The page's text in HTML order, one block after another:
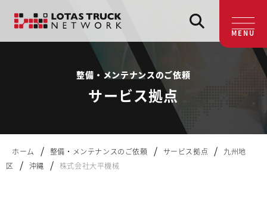
MENU
整備・メンテナンスのご依頼
サービス拠点
ホーム / 整備・メンテナンスのご依頼 / サービス拠点 /
九州地
区
/ 沖縄 / 株式会社大平機械